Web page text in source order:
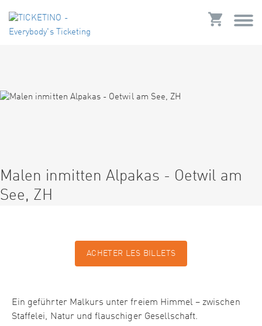
Malen inmitten Alpakas - Oetwil am
See, ZH
ACHETER LES BILLETS
Ein geführter Malkurs unter freiem Himmel – zwischen
Staffelei, Natur und flauschiger Gesellschaft.